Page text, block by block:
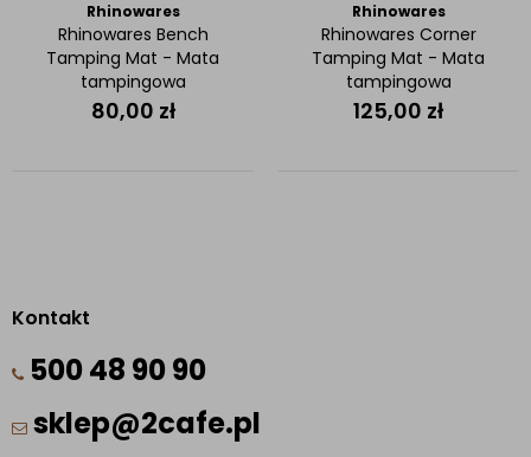
Rhinowares
Rhinowares Bench
Tamping Mat - Mata
tampingowa
80,00 zł
Rhinowares
Rhinowares Corner
Tamping Mat - Mata
tampingowa
125,00 zł
Kontakt
500 48 90 90
sklep@2cafe.pl